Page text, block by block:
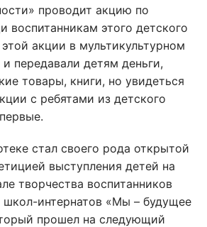
проводит акцию по
воспитанникам этого детского
акции в мультикультурном
передавали детям деньги,
товары, книги, но увидеться
с ребятами из детского
стал своего рода открытой
выступления детей на
творчества воспитанников
интернатов «Мы – будущее
прошел на следующий